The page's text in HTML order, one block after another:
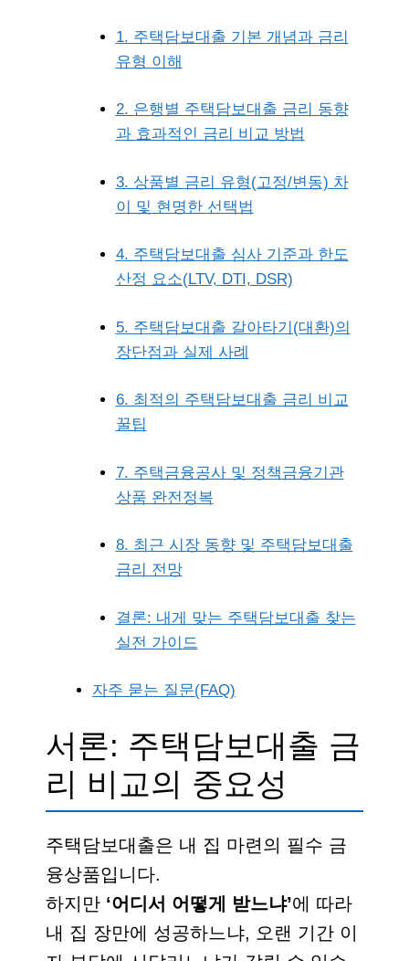
1. 주택담보대출 기본 개념과 금리
유형 이해
2. 은행별 주택담보대출 금리 동향
과 효과적인 금리 비교 방법
3. 상품별 금리 유형(고정/변동) 차
이 및 현명한 선택법
4. 주택담보대출 심사 기준과 한도
산정 요소(LTV, DTI, DSR)
5. 주택담보대출 갈아타기(대환)의
장단점과 실제 사례
6. 최적의 주택담보대출 금리 비교
꿀팁
7. 주택금융공사 및 정책금융기관
상품 완전정복
8. 최근 시장 동향 및 주택담보대출
금리 전망
결론: 내게 맞는 주택담보대출 찾는
실전 가이드
자주 묻는 질문(FAQ)
서론: 주택담보대출 금
리 비교의 중요성
주택담보대출은 내 집 마련의 필수 금
융상품입니다.
하지만 ‘어디서 어떻게 받느냐’에 따라
내 집 장만에 성공하느냐, 오랜 기간 이